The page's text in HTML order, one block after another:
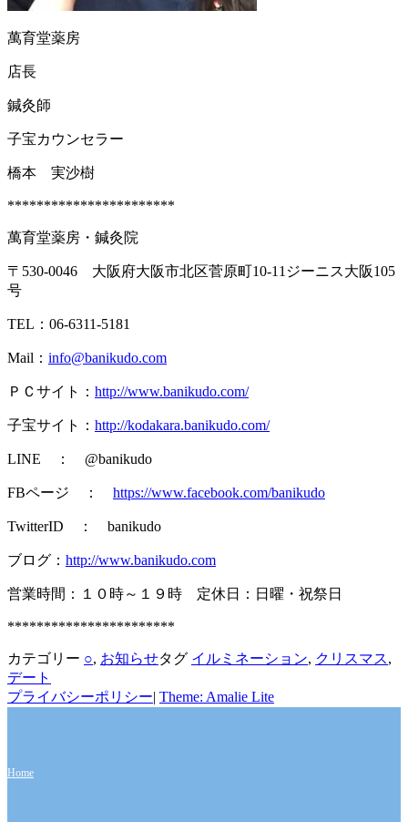
萬育堂薬房
店長
鍼灸師
子宝カウンセラー
橋本 実沙樹
***********************
萬育堂薬房・鍼灸院
〒530-0046 大阪府大阪市北区菅原町10-11ジーニス大阪105
号
TEL：06-6311-5181
Mail： info@banikudo.com
ＰＣサイト： http://www.banikudo.com/
子宝サイト： http://kodakara.banikudo.com/
LINE ： @banikudo
FBページ ： https://www.facebook.com/banikudo
TwitterID ： banikudo
ブログ： http://www.banikudo.com
営業時間：１０時～１９時 定休日：日曜・祝祭日
***********************
カテゴリー ○, お知らせタグ イルミネーション, クリスマス,
デート
プライバシーポリシー| Theme: Amalie Lite
Home